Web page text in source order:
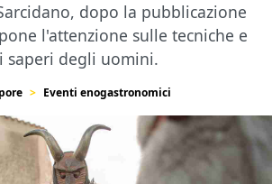
dopo la pubblicazione
l'attenzione sulle tecniche e
saperi degli uomini.
Eventi enogastronomici